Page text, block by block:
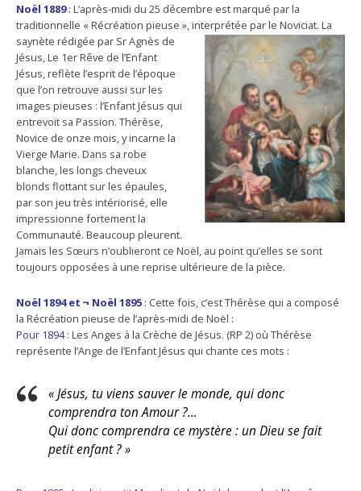
Noël 1889: L’après-midi du 25 décembre est marqué par la
traditionnelle « Récréation pieuse », interprétée par le Noviciat. La
saynète rédigée par Sr Agnès de
Jésus, Le 1er Rêve de l’Enfant
Jésus, reflète l’esprit de l’époque
que l’on retrouve aussi sur les
images pieuses : l’Enfant Jésus qui
entrevoit sa Passion. Thérèse,
Novice de onze mois, y incarne la
Vierge Marie. Dans sa robe
blanche, les longs cheveux
blonds flottant sur les épaules,
par son jeu très intériorisé, elle
impressionne fortement la
Communauté. Beaucoup pleurent.
Jamais les Sœurs n’oublieront ce Noël, au point qu’elles se sont
toujours opposées à une reprise ultérieure de la pièce.
Noël 1894 et ¬ Noël 1895 : Cette fois, c’est Thérèse qui a composé
la Récréation pieuse de l’après-midi de Noël :
Pour 1894: Les Anges à la Crèche de Jésus. (RP 2) où Thérèse
représente l’Ange de l’Enfant Jésus qui chante ces mots :
« Jésus, tu viens sauver le monde, qui donc
comprendra ton Amour ?…
Qui donc comprendra ce mystère : un Dieu se fait
petit enfant ? »